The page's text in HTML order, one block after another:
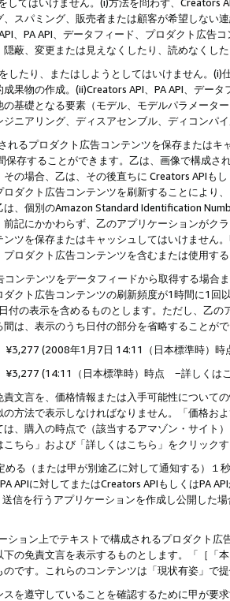
、スパミング、販売者または顧客が希望しない
、PA API、データフィード、プロダクト広告
蔽、変更または見えなくしたり、読めなくし
したり、またはしようとしてはいけません。
成果物の作成。(ii)Creators API、PA API、デー
の基礎となる要素（モデル、モデルパラメータ
ジニアリング、ディスアセンブル、ディコンパ
れるプロダクト広告コンテンツを保存または
保存することができます。乙は、画像で構成
の場合、乙は、その後直ちに Creators APIも
ロダクト広告コンテンツを刷新することにより
は、個別のAmazon Standard Identification
記にかかわらず、乙のアプリケーションがク
ンツを保存またはキャッシュしてはいけません
プロダクト広告コンテンツを含むまたは使用す
コンテンツをデータフィードから取得する場合
ダクト広告コンテンツの刷新頻度が1時間に1
付の表示を含めるものとします。ただし、乙
は、表示のうち日付の部分を省略することが
¥3,277 (2008年1月7日 14:11（日本標準時）
¥3,277 (14:11（日本標準時）時点 −詳しくは
責文言を、価格情報または入手可能性について
の方法で表示しなければなりません。「価格
、購入の時点で（該当するアマゾン・サイト
ちら」および「詳しくはこちら」をクリック
める（または甲が別途乙に対して通知する）
APIに対してまたはCreators APIもしくはPA
送信を行うアプリケーションを作成し公開した
ション上でテキストで構成されるプロダクト
下の免責文言を表示するものとします。「［「
のです。これらのコンテンツは「現状有姿」で
を遵守していることを確認するために甲が要